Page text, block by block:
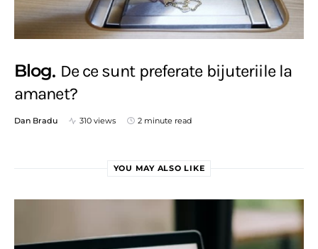
Blog De ce sunt preferate bijuteriile la
amanet?
Dan Bradu 310 views 2 minute read
YOU MAY ALSO LIKE